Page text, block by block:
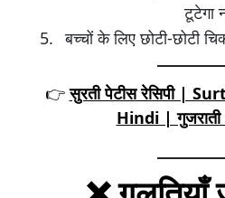
टूटेगा
बच्चों के लिए छोटी-छोटी
👉सुरती पेटीस रेसिपी |
Hindi | गुजराती